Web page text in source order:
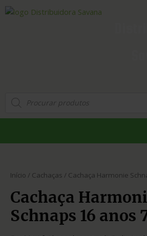
Início / Cachaças / Cachaça Harmonie
Cachaça
Schnaps 16 anos